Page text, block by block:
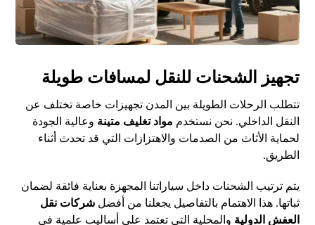
تجهيز الشحنات للنقل لمسافات طويلة
تتطلب الرحلات الطويلة بين المدن تجهيزات خاصة تختلف عن
النقل الداخلي. نحن نستخدم مواد تغليف متينة وعالية الجودة
لحماية الأثاث من الصدمات والاهتزازات التي قد تحدث أثناء
الطريق.
يتم ترتيب الشحنات داخل سياراتنا المجهزة بعناية فائقة لضمان
ثباتها. هذا الاهتمام بالتفاصيل يجعلنا من أفضلشركات نقل
العفش الدولية والمحلية التي تعتمد على أساليب علمية في